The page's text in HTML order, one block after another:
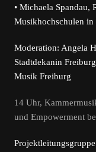
• Michaela Spandau,
Musikhochschulen in
Moderation: Angela
Stadtdekanin
Musik Freiburg
14 Uhr,
und Empowerment